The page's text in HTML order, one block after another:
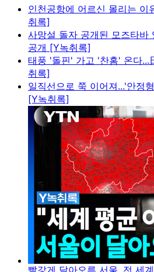
인천공항에 어르신 몰리는 이
취록]
사망설 돌자 공개된 모즈타바
공개 [Y녹취록]
태풍 '돌핀' 가고 '찬홈' 온다...
취록]
일직선으로 쭉 이어져...'안정
[Y녹취록]